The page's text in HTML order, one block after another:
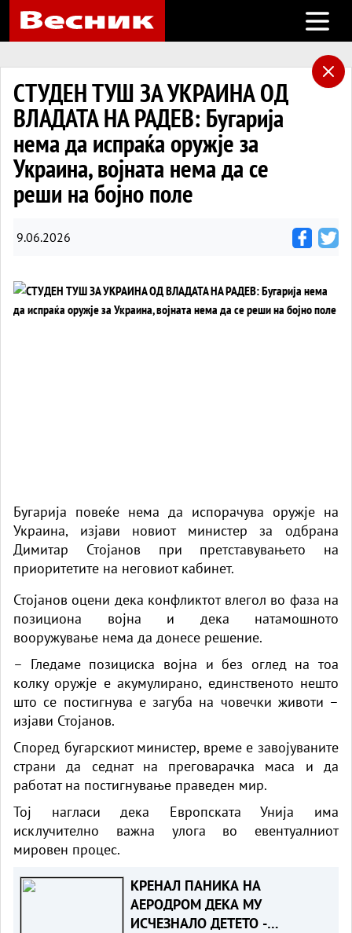
Open
СТУДЕН ТУШ ЗА УКРАИНА ОД
ВЛАДАТА НА РАДЕВ: Бугарија
нема да испраќа оружје за
Украина, војната нема да се
реши на бојно поле
9.06.2026
Бугарија повеќе нема да испорачува оружје на
Украина, изјави новиот министер за одбрана
Димитар Стојанов при претставувањето на
приоритетите на неговиот кабинет.
Стојанов оцени дека конфликтот влегол во фаза на
позициона војна и дека натамошното
вооружување нема да донесе решение.
– Гледаме позициска војна и без оглед на тоа
колку оружје е акумулирано, единственото нешто
што се постигнува е загуба на човечки животи –
изјави Стојанов.
Според бугарскиот министер, време е завојуваните
страни да седнат на преговарачка маса и да
работат на постигнување праведен мир.
Тој нагласи дека Европската Унија има
исклучително важна улога во евентуалниот
мировен процес.
КРЕНАЛ ПАНИКА НА
АЕРОДРОМ ДЕКА МУ
ИСЧЕЗНАЛО ДЕТЕТО -